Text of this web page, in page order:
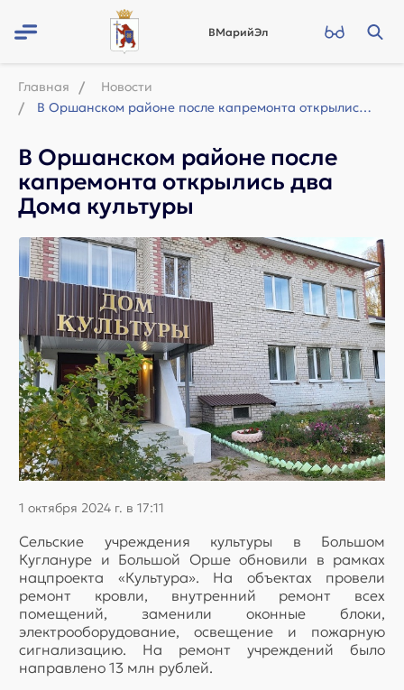
ВМарийЭл
Главная
Новости
В Оршанском районе после капремонта открылись два Дома культуры
В Оршанском районе после
капремонта открылись два
Дома культуры
1 октября 2024 г. в 17:11
Сельские учреждения культуры в Большом
Куглануре и Большой Орше обновили в рамках
нацпроекта «Культура». На объектах провели
ремонт кровли, внутренний ремонт всех
помещений, заменили оконные блоки,
электрооборудование, освещение и пожарную
сигнализацию. На ремонт учреждений было
направлено 13 млн рублей.